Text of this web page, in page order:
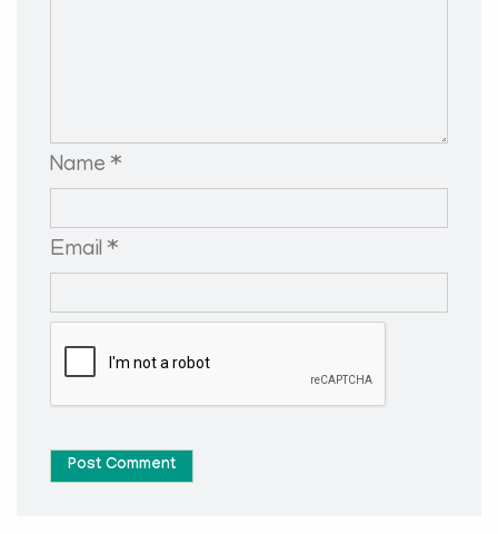
Name *
Email *
Post Comment